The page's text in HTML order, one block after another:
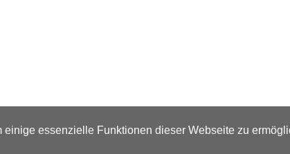
essenzielle Funktionen dieser Webseite zu